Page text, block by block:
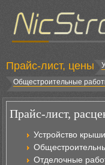
Прайс-лист, цены
Общестроительные
Прайс-лист,
Устройство
Отделочные